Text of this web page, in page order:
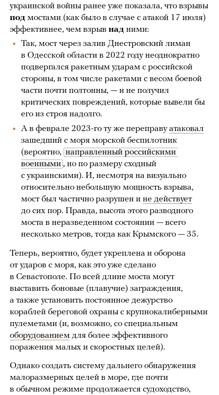
украинской войны ранее уже показала, что взрывы
под мостами (как было в случае с атакой 17 июля)
эффективнее, чем взрыв над ними:
Так, мост через залив Днестровский лиман
в Одесской области в 2022 году неоднократно
подвергался ракетным ударам с российской
стороны, в том числе ракетами с весом боевой
части почти полтонны, — и не получил
критических повреждений, которые вывели бы
его из строя надолго.
А в феврале 2023-го ту же переправуатаковал
зашедший с моря морской беспилотник
(вероятно, направленный российскими
военными , но по размеру сходный
с украинскими). И, несмотря на визуально
относительно небольшую мощность взрыва,
мост был частично разрушен и не действует
до сих пор. Правда, высота этого разводного
моста в неразведенном состоянии — всего
несколько метров, тогда как Крымского — 35.
Теперь, вероятно, будет укреплена и оборона
от ударов с моря, как это уже сделано
в Севастополе. По всей длине моста могут
выставить боновые (плавучие) заграждения,
а также установить постоянное дежурство
кораблей береговой охраны с крупнокалиберными
пулеметами (и, возможно, со специальным
оборудованием для более эффективного
поражения малых и скоростных целей).
Однако создать систему дальнего обнаружения
малоразмерных целей в море, где почти
в обычном режиме продолжается судоходство,